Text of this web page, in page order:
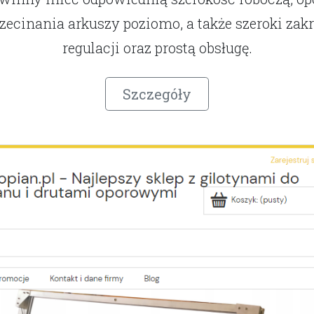
arkuszy poziomo, a także szeroki
regulacji oraz prostą obsługę.
Szczegóły